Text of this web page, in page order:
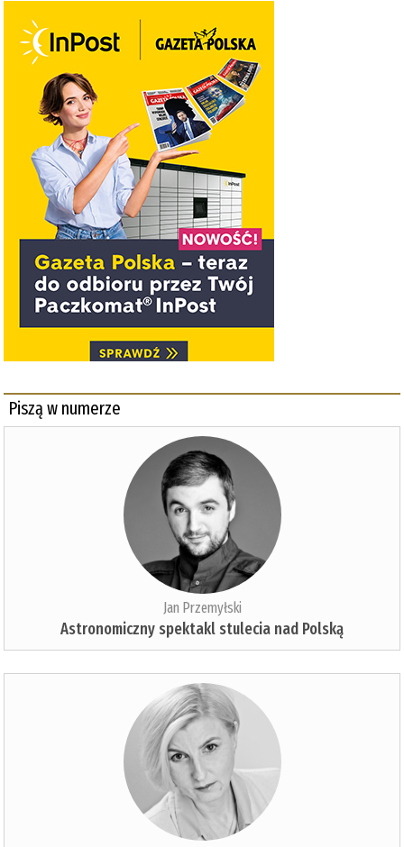
Piszą w numerze
Jan Przemyłski
Astronomiczny spektakl stulecia nad Polską